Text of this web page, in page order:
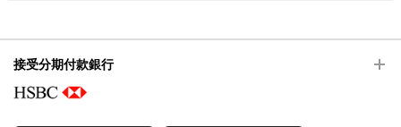
接受分期付款銀行